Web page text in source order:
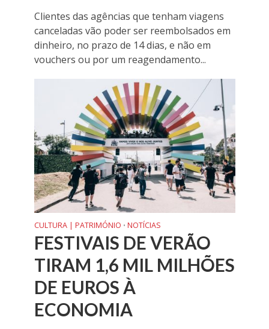
Clientes das agências que tenham viagens
canceladas vão poder ser reembolsados em
dinheiro, no prazo de 14 dias, e não em
vouchers ou por um reagendamento...
CULTURA | PATRIMÓNIO • NOTÍCIAS
FESTIVAIS DE VERÃO
TIRAM 1,6 MIL MILHÕES
DE EUROS À
ECONOMIA